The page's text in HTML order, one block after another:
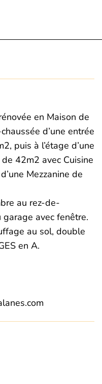
en Maison de
d’une entrée
puis à l’étage d’une
42m2 avec Cuisine
Mezzanine de
au rez-de-
avec fenêtre.
au sol, double
en A.